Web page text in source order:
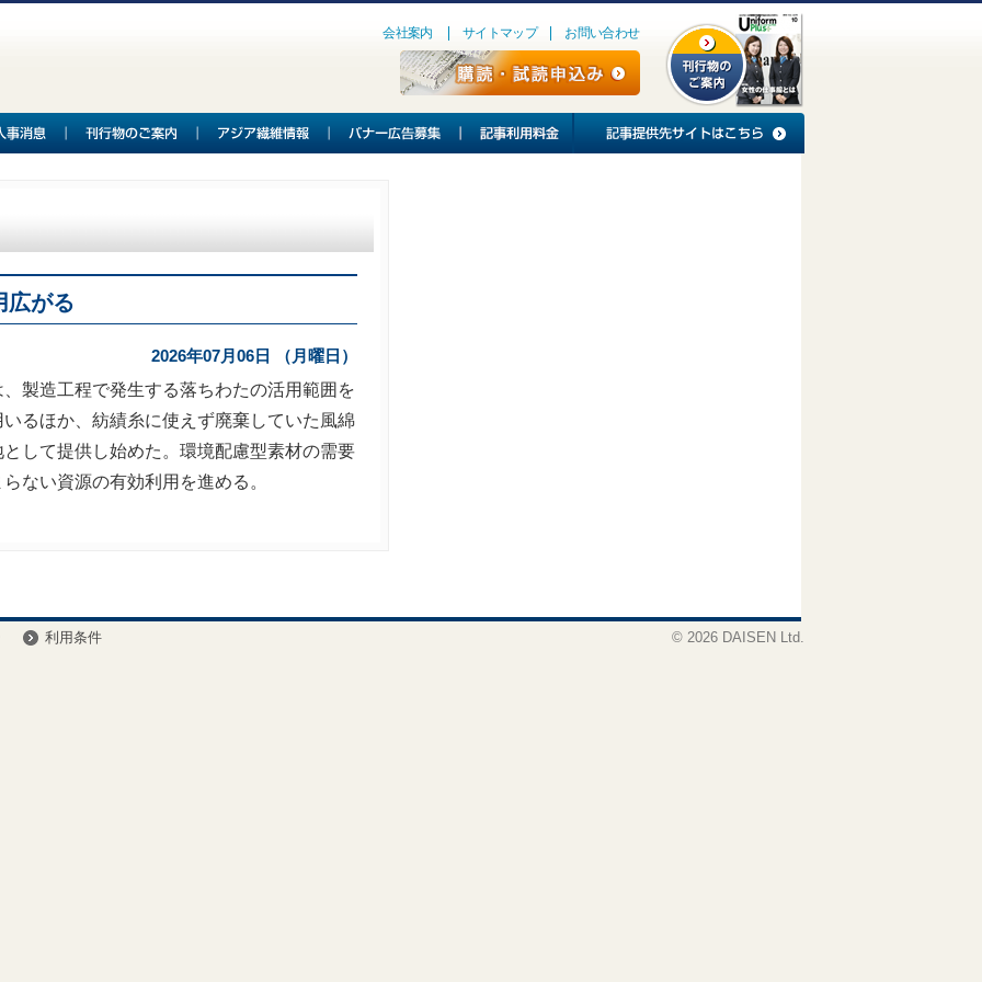
会社案内 サイトマップ お問い合わせ
がる
2026年07月06日 （月曜日）
製造工程で発生する落ちわたの活用範囲を
るほか、紡績糸に使えず廃棄していた風綿
として提供し始めた。環境配慮型素材の需要
ない資源の有効利用を進める。
利用条件 © 2026 DAISEN Ltd.